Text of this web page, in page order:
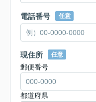
電話番号 任意
現住所 任意
郵便番号
都道府県